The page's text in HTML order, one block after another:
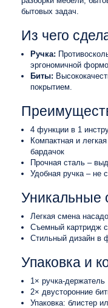
бытовых задач.
Из чего
Ручка:
эргономичной
Биты:
покрытием.
4 функции в 1
Компактная и
бардачок
Прочная сталь –
Удобная ручка – не
Уникальные
Легкая смена
Съемный картридж с
Стильный дизайн в
Упаковка и
1× ручка-держатель
2× двусторонние
Упаковка: блистер